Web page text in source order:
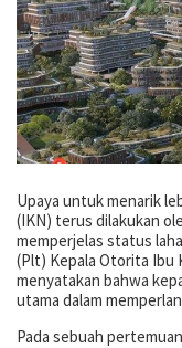
Upaya untuk menarik
(IKN) terus dilakukan
memperjelas status
(Plt) Kepala Otorita Ibu
menyatakan bahwa
utama dalam
Pada sebuah